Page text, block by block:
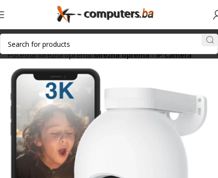
Početna Mrežna oprema Mrežna oprema - IP Camera